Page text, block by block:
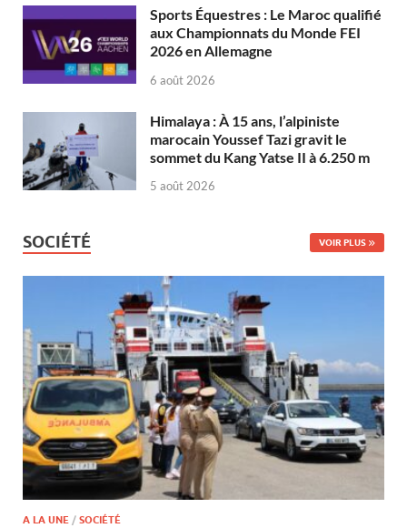
Sports Équestres : Le Maroc qualifié
aux Championnats du Monde FEI
2026 en Allemagne
6 août 2026
Himalaya : À 15 ans, l’alpiniste
marocain Youssef Tazi gravit le
sommet du Kang Yatse II à 6.250 m
5 août 2026
SOCIÉTÉ VOIR PLUS
A LA UNE / SOCIÉTÉ